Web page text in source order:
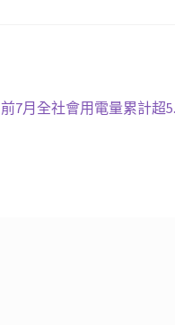
下
前7月全社會用電量累計超